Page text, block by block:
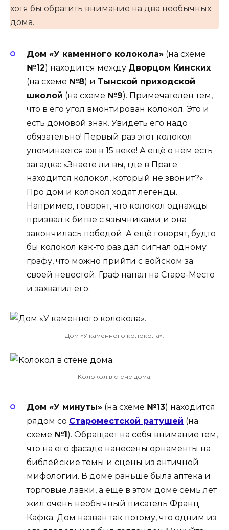
хотя бы обратить внимание на два необычных
дома.
Дом «У каменного колокола» (на схеме
№12) находится между Дворцом Кинских
(на схеме №8) и Тынской приходской
школой (на схеме №9). Примечателен тем,
что в его угол вмонтирован колокол. Это и
есть домовой знак. Увидеть его надо
обязательно! Первый раз этот колокол
упоминается аж в 15 веке! А ещё о нём есть
загадка: «Знаете ли вы, где в Праге
находится колокол, который не звонит?»
Про дом и колокол ходят легенды.
Например, говорят, что колокол однажды
призвал к битве с язычниками и она
закончилась победой. А ещё говорят, будто
бы колокол как-то раз дал сигнал одному
графу, что можно прийти с войском за
своей невестой. Граф напал на Старе-Место
и захватил его.
Дом «У каменного колокола».
Колокол в стене дома.
Дом «У минуты» (на схеме №13) находится
рядом со Староместской ратушей (на
схеме №1). Обращает на себя внимание тем,
что на его фасаде нанесены орнаменты на
библейские темы и сцены из античной
мифологии. В доме раньше была аптека и
торговые лавки, а ещё в этом доме семь лет
жил очень необычный писатель Франц
Кафка. Дом назван так потому, что одним из